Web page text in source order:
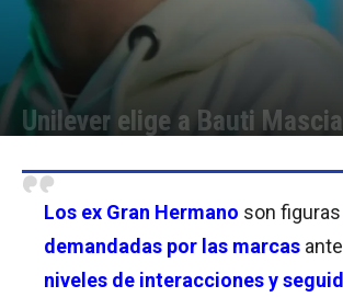
Unilever elige a Bauti
Los ex Gran Hermano son figuras
demandadas por las marcas
niveles de interacciones y